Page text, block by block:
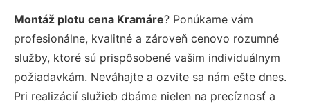
Montáž plotu cena Kramáre? Ponúkame vám
profesionálne, kvalitné a zároveň cenovo rozumné
služby, ktoré sú prispôsobené vašim individuálnym
požiadavkám. Neváhajte a ozvite sa nám ešte dnes.
Pri realizácií služieb dbáme nielen na precíznosť a